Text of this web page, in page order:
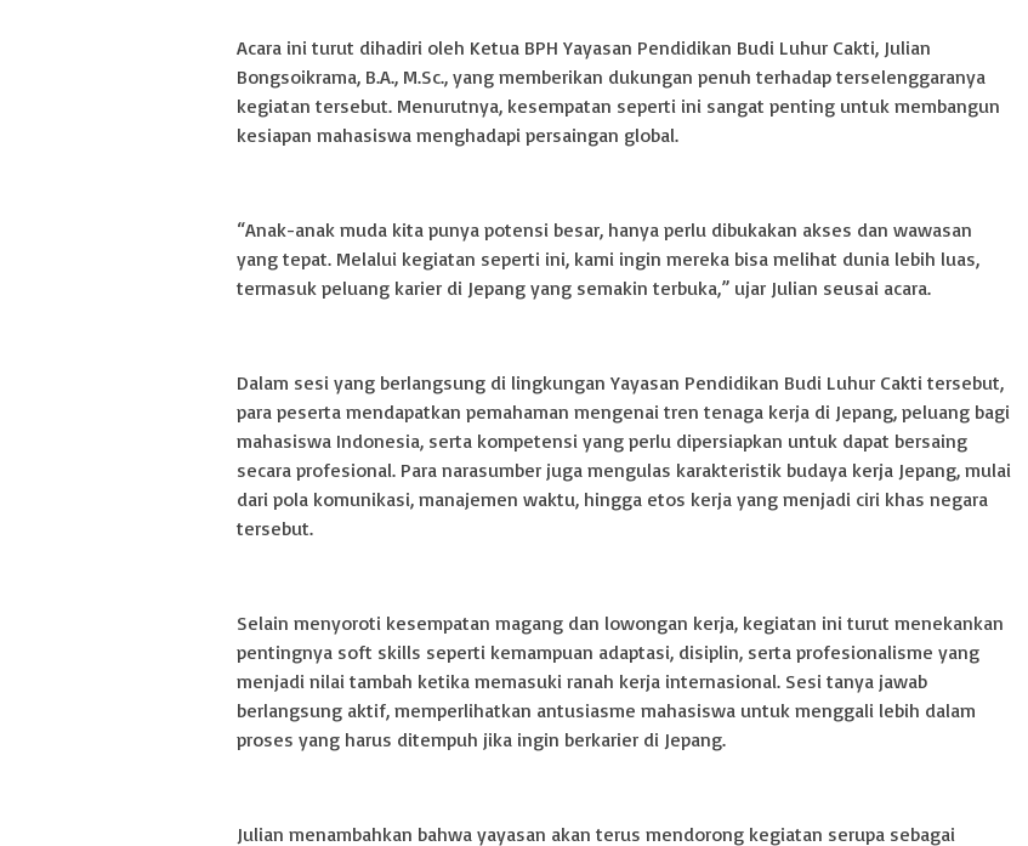
Acara ini turut dihadiri oleh Ketua BPH Yayasan Pendidikan Budi Luhur Cakti, Julian
Bongsoikrama, B.A., M.Sc., yang memberikan dukungan penuh terhadap terselenggaranya
kegiatan tersebut. Menurutnya, kesempatan seperti ini sangat penting untuk membangun
kesiapan mahasiswa menghadapi persaingan global.
“Anak-anak muda kita punya potensi besar, hanya perlu dibukakan akses dan wawasan
yang tepat. Melalui kegiatan seperti ini, kami ingin mereka bisa melihat dunia lebih luas,
termasuk peluang karier di Jepang yang semakin terbuka,” ujar Julian seusai acara.
Dalam sesi yang berlangsung di lingkungan Yayasan Pendidikan Budi Luhur Cakti tersebut,
para peserta mendapatkan pemahaman mengenai tren tenaga kerja di Jepang, peluang bagi
mahasiswa Indonesia, serta kompetensi yang perlu dipersiapkan untuk dapat bersaing
secara profesional. Para narasumber juga mengulas karakteristik budaya kerja Jepang, mulai
dari pola komunikasi, manajemen waktu, hingga etos kerja yang menjadi ciri khas negara
tersebut.
Selain menyoroti kesempatan magang dan lowongan kerja, kegiatan ini turut menekankan
pentingnya soft skills seperti kemampuan adaptasi, disiplin, serta profesionalisme yang
menjadi nilai tambah ketika memasuki ranah kerja internasional. Sesi tanya jawab
berlangsung aktif, memperlihatkan antusiasme mahasiswa untuk menggali lebih dalam
proses yang harus ditempuh jika ingin berkarier di Jepang.
Julian menambahkan bahwa yayasan akan terus mendorong kegiatan serupa sebagai